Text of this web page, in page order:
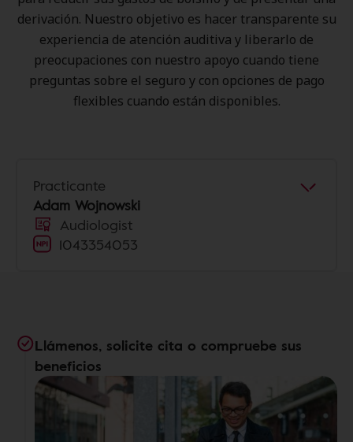
derivación. Nuestro objetivo es hacer transparente su
experiencia de atención auditiva y liberarlo de
preocupaciones con nuestro apoyo cuando tiene
preguntas sobre el seguro y con opciones de pago
flexibles cuando están disponibles.
Practicante
Adam Wojnowski
Audiologist
1043354053
Llámenos, solicite cita o compruebe sus
beneficios